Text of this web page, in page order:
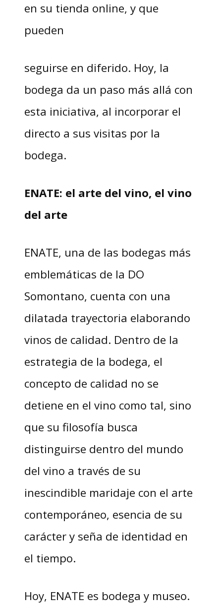
en su tienda online, y que
pueden
seguirse en diferido. Hoy, la
bodega da un paso más allá con
esta iniciativa, al incorporar el
directo a sus visitas por la
bodega.
ENATE: el arte del vino, el vino
del arte
ENATE, una de las bodegas más
emblemáticas de la DO
Somontano, cuenta con una
dilatada trayectoria elaborando
vinos de calidad. Dentro de la
estrategia de la bodega, el
concepto de calidad no se
detiene en el vino como tal, sino
que su filosofía busca
distinguirse dentro del mundo
del vino a través de su
inescindible maridaje con el arte
contemporáneo, esencia de su
carácter y seña de identidad en
el tiempo.
Hoy, ENATE es bodega y museo.